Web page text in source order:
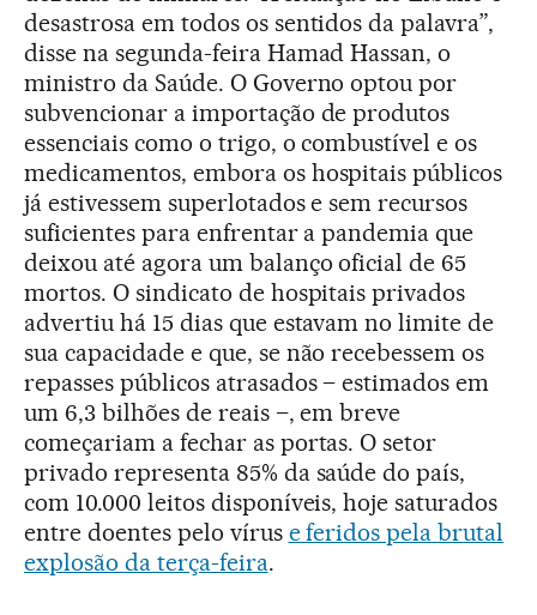
desastrosa em todos os sentidos da palavra”,
disse na segunda-feira Hamad Hassan, o
ministro da Saúde. O Governo optou por
subvencionar a importação de produtos
essenciais como o trigo, o combustível e os
medicamentos, embora os hospitais públicos
já estivessem superlotados e sem recursos
suficientes para enfrentar a pandemia que
deixou até agora um balanço oficial de 65
mortos. O sindicato de hospitais privados
advertiu há 15 dias que estavam no limite de
sua capacidade e que, se não recebessem os
repasses públicos atrasados – estimados em
um 6,3 bilhões de reais –, em breve
começariam a fechar as portas. O setor
privado representa 85% da saúde do país,
com 10.000 leitos disponíveis, hoje saturados
entre doentes pelo vírus e feridos pela brutal
explosão da terça-feira.